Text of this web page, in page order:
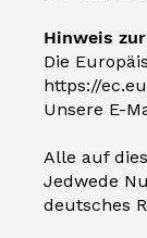
Hinweis
Die
https://
Unsere E-
Alle auf
Jedwede
deutsches